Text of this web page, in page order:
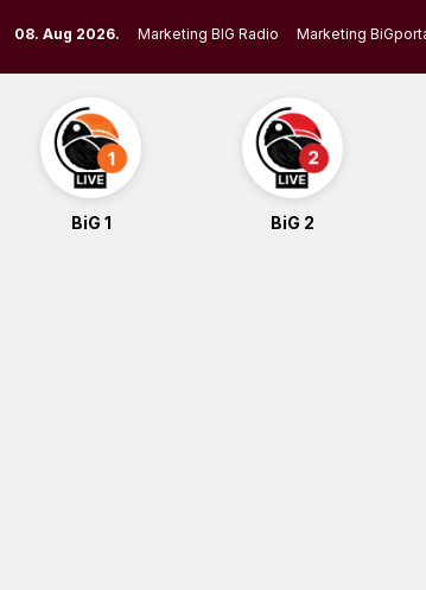
to
content
08. Aug 2026. Marketing BIG Radio Marketing
BiG 1 BiG 2